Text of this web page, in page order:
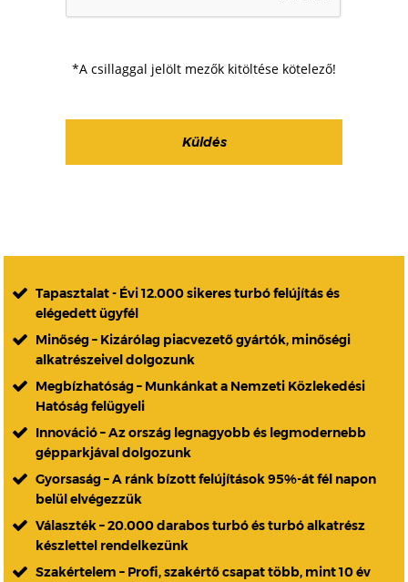
*A csillaggal jelölt mezők kitöltése kötelező!
Tapasztalat - Évi 12.000 sikeres turbó felújítás és
elégedett ügyfél
Minőség – Kizárólag piacvezető gyártók, minőségi
alkatrészeivel dolgozunk
Megbízhatóság – Munkánkat a Nemzeti Közlekedési
Hatóság felügyeli
Innováció – Az ország legnagyobb és legmodernebb
gépparkjával dolgozunk
Gyorsaság – A ránk bízott felújítások 95%-át fél napon
belül elvégezzük
Választék – 20.000 darabos turbó és turbó alkatrész
készlettel rendelkezünk
Szakértelem – Profi, szakértő csapat több, mint 10 év